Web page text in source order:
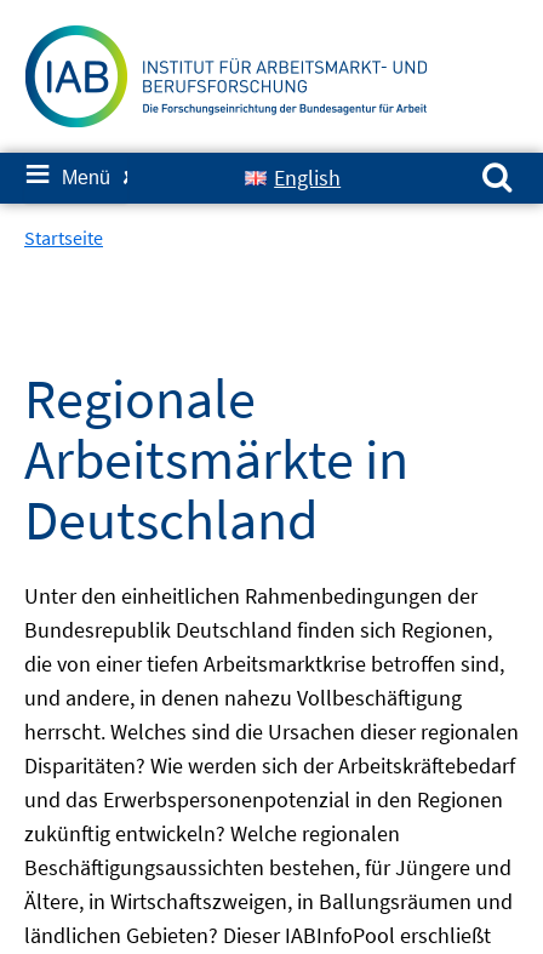
zum
Inhalt
≡ Menü ✘ English
Suchen nach:
Startseite
Regionale
Arbeitsmärkte in
Deutschland
Unter den einheitlichen Rahmenbedingungen der
Bundesrepublik Deutschland finden sich Regionen,
die von einer tiefen Arbeitsmarktkrise betroffen sind,
und andere, in denen nahezu Vollbeschäftigung
herrscht. Welches sind die Ursachen dieser regionalen
Disparitäten? Wie werden sich der Arbeitskräftebedarf
und das Erwerbspersonenpotenzial in den Regionen
zukünftig entwickeln? Welche regionalen
Beschäftigungsaussichten bestehen, für Jüngere und
Ältere, in Wirtschaftszweigen, in Ballungsräumen und
ländlichen Gebieten? DieserIABInfoPool erschließt